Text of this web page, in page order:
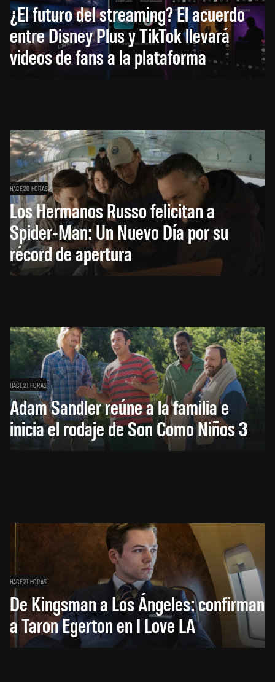
¿El futuro del streaming? El acuerdo
entre Disney Plus y TikTok llevará
videos de fans a la plataforma
HACE 20 HORAS
Los Hermanos Russo felicitan a
Spider-Man: Un Nuevo Día por su
récord de apertura
HACE 21 HORAS
Adam Sandler reúne a la familia e
inicia el rodaje de Son Como Niños 3
HACE 21 HORAS
De Kingsman a Los Ángeles: confirman
a Taron Egerton en I Love LA